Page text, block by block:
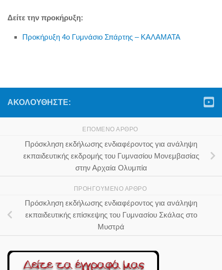
Δείτε την προκήρυξη:
Προκήρυξη 4ο Γυμνάσιο Σπάρτης – ΚΑΛΑΜΑΤΑ
ΑΚΟΛΟΥΘΉΣΤΕ:
ΕΠΌΜΕΝΟ ΆΡΘΡΟ
Πρόσκληση εκδήλωσης ενδιαφέροντος για ανάληψη
εκπαιδευτικής εκδρομής του Γυμνασίου Μονεμβασίας
στην Αρχαία Ολυμπία
ΠΡΟΗΓΟΎΜΕΝΟ ΆΡΘΡΟ
Πρόσκληση εκδήλωσης ενδιαφέροντος για ανάληψη
εκπαιδευτικής επίσκεψης του Γυμνασίου Σκάλας στο
Μυστρά